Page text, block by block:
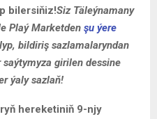
bilersiňiz!Siz Täleýnamany
Plaý Marketden şu ýere
bildiriş sazlamalaryndan
girilen dessine
ýaly sazlaň!
hereketiniň 9-njy